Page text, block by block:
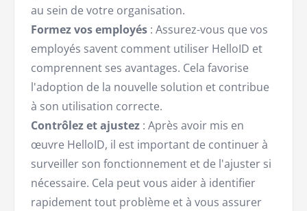
au sein de votre organisation.
Formez vos employés : Assurez-vous que vos
employés savent comment utiliser HelloID et
comprennent ses avantages. Cela favorise
l'adoption de la nouvelle solution et contribue
à son utilisation correcte.
Contrôlez et ajustez : Après avoir mis en
œuvre HelloID, il est important de continuer à
surveiller son fonctionnement et de l'ajuster si
nécessaire. Cela peut vous aider à identifier
rapidement tout problème et à vous assurer